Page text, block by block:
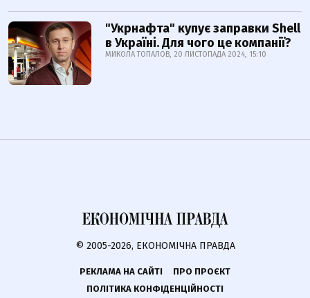
"Укрнафта" купує заправки Shell
в Україні. Для чого це компанії?
МИКОЛА ТОПАЛОВ, 20 ЛИСТОПАДА 2024, 15:10
© 2005-2026, ЕКОНОМІЧНА ПРАВДА
РЕКЛАМА НА САЙТІ
ПРО ПРОЄКТ
ПОЛІТИКА КОНФІДЕНЦІЙНОСТІ